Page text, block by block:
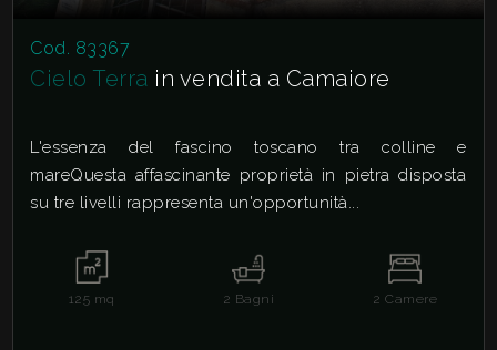
Cod. 83367
Cielo Terra in vendita a Camaiore
L'essenza del fascino toscano tra colline e
mareQuesta affascinante proprietà in pietra disposta
su tre livelli rappresenta un'opportunità...
125 mq 2 Bagni 2 Camere